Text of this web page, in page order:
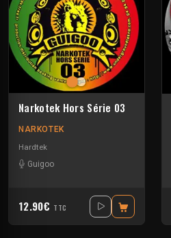
Narkotek Hors Série 03
NARKOTEK
Hardtek
Guigoo
12.90€ TTC